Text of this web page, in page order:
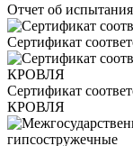
Отчет об
Сертификат
Сертификат
КРОВЛЯ